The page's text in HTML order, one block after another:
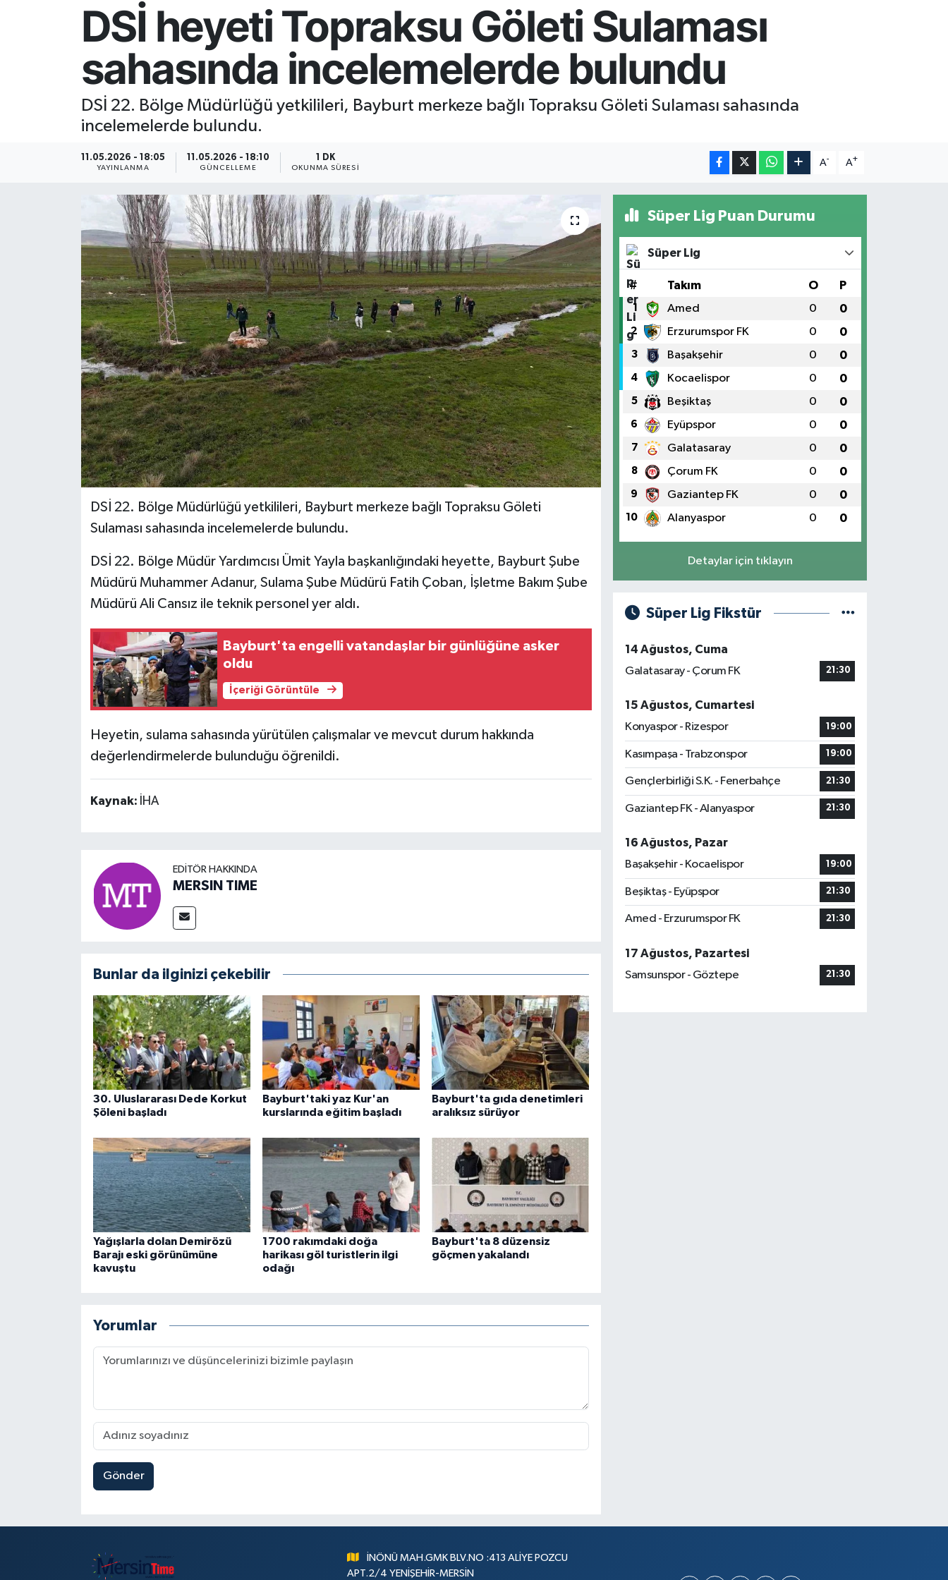
DSİ heyeti Topraksu Göleti Sulaması
sahasında incelemelerde bulundu
DSİ 22. Bölge Müdürlüğü yetkilileri, Bayburt merkeze bağlı Topraksu Göleti Sulaması sahasında
incelemelerde bulundu.
11.05.2026 - 18:05
YAYINLANMA
11.05.2026 - 18:10
GÜNCELLEME
1 DK
OKUNMA SÜRESI
A- A+
DSİ 22. Bölge Müdürlüğü yetkilileri, Bayburt merkeze bağlı Topraksu Göleti
Sulaması sahasında incelemelerde bulundu.
DSİ 22. Bölge Müdür Yardımcısı Ümit Yayla başkanlığındaki heyette, Bayburt Şube
Müdürü Muhammer Adanur, Sulama Şube Müdürü Fatih Çoban, İşletme Bakım Şube
Müdürü Ali Cansız ile teknik personel yer aldı.
Bayburt'ta engelli vatandaşlar bir günlüğüne asker
oldu
İçeriği Görüntüle
Heyetin, sulama sahasında yürütülen çalışmalar ve mevcut durum hakkında
değerlendirmelerde bulunduğu öğrenildi.
Kaynak: İHA
EDITÖR HAKKINDA
MERSIN TIME
Bunlar da ilginizi çekebilir
30. Uluslararası Dede Korkut
Şöleni başladı
Bayburt'taki yaz Kur'an
kurslarında eğitim başladı
Bayburt'ta gıda denetimleri
aralıksız sürüyor
Yağışlarla dolan Demirözü
Barajı eski görünümüne
kavuştu
1700 rakımdaki doğa
harikası göl turistlerin ilgi
odağı
Bayburt'ta 8 düzensiz
göçmen yakalandı
Yorumlar
Gönder
Süper Lig Puan Durumu
Süper Lig
# Takım O P
1 Amed 0 0
2 Erzurumspor FK 0 0
3 Başakşehir 0 0
4 Kocaelispor 0 0
5 Beşiktaş 0 0
6 Eyüpspor 0 0
7 Galatasaray 0 0
8 Çorum FK 0 0
9 Gaziantep FK 0 0
10 Alanyaspor 0 0
Detaylar için tıklayın
Süper Lig Fikstür
14 Ağustos, Cuma
Galatasaray - Çorum FK
21:30
15 Ağustos, Cumartesi
Konyaspor - Rizespor
19:00
Kasımpaşa - Trabzonspor 19:00
Gençlerbirliği S.K. - Fenerbahçe 21:30
Gaziantep FK - Alanyaspor 21:30
16 Ağustos, Pazar
Başakşehir - Kocaelispor
19:00
Beşiktaş - Eyüpspor 21:30
Amed - Erzurumspor FK 21:30
17 Ağustos, Pazartesi
Samsunspor - Göztepe
21:30
İNÖNÜ MAH.GMK BLV.NO :413 ALİYE POZCU
APT.2/4 YENİŞEHİR-MERSİN